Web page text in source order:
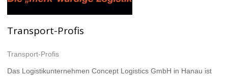
Transport-Profis
Transport-Profis
Das Logistikunternehmen Concept Logistics GmbH in Hanau ist